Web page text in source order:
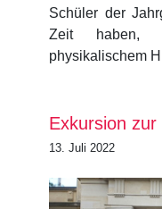
Schüler der
Zeit haben,
physikalischem
Exkursion
13. Juli 2022